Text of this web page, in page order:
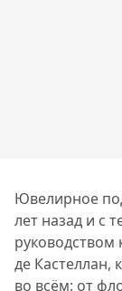
Ювелирное
лет назад и с
руководством
де Кастеллан,
во всём: от